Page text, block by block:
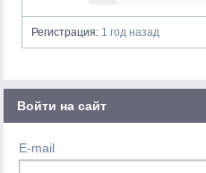
Регистрация: 1 год назад
Войти на сайт
E-mail